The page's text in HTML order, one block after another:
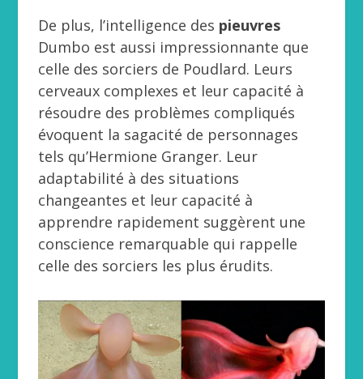
De plus, l’intelligence des pieuvres
Dumbo est aussi impressionnante que
celle des sorciers de Poudlard. Leurs
cerveaux complexes et leur capacité à
résoudre des problèmes compliqués
évoquent la sagacité de personnages
tels qu’Hermione Granger. Leur
adaptabilité à des situations
changeantes et leur capacité à
apprendre rapidement suggèrent une
conscience remarquable qui rappelle
celle des sorciers les plus érudits.